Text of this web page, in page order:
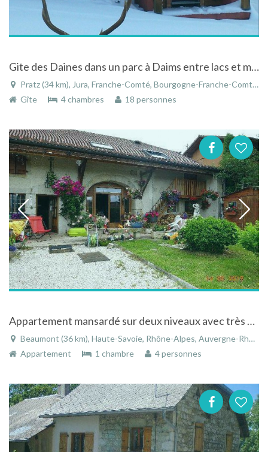
Gite des Daines dans un parc à Daims entre lacs et montagnes dans le Jura
Pratz (34 km), Jura, Franche-Comté, Bourgogne-Franche-Comté, France
Gîte
4 chambres 18 personnes
Appartement mansardé sur deux niveaux avec très belle vue à Beaumont en Haute-Savoie dans les Alpes
Beaumont (36 km), Haute-Savoie, Rhône-Alpes, Auvergne-Rhône-Alpes, France
Appartement
1 chambre 4 personnes